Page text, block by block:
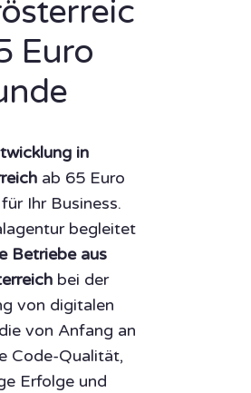
Euro
in
ab 65 Euro
Ihr Business.
begleitet
Betriebe aus
bei der
von digitalen
von Anfang an
Code-Qualität,
Erfolge und